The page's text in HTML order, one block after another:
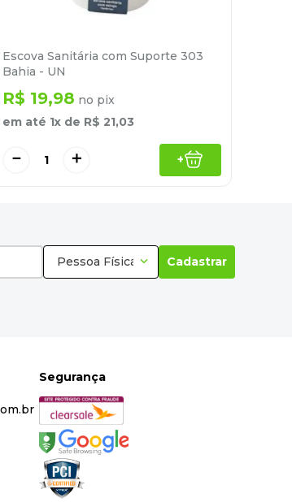
Escova Sanitária com Suporte 303
Bahia - UN
R$ 19,98 no pix
em até 1x de R$ 21,03
＋
－ +
Pessoa Física Cadastrar
Segurança